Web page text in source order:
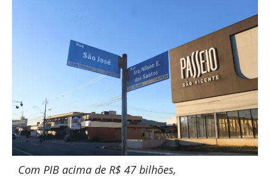
Com PIB acima de R$ 47 bilhões,